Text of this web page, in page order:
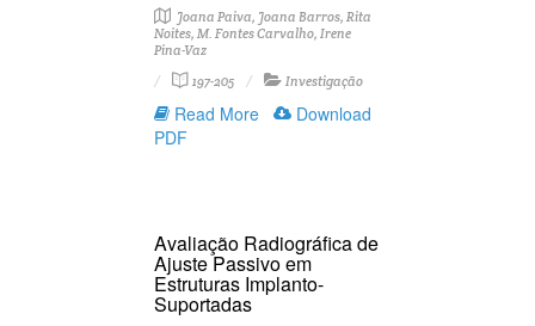
Joana Paiva, Joana Barros, Rita
Noites, M. Fontes Carvalho, Irene
Pina-Vaz
197-205
Investigação
Read More
Download
PDF
Avaliação Radiográfica de
Ajuste Passivo em
Estruturas Implanto-
Suportadas